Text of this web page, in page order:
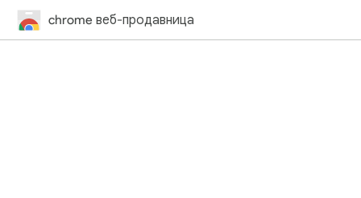
chrome веб-продавница